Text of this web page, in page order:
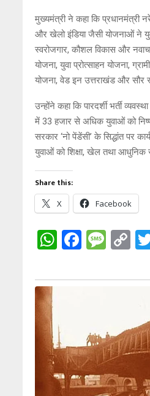
मुख्यमंत्री ने कहा कि प्रधानमंत्री
और खेलो इंडिया जैसी योजनाओं ने
स्वरोजगार, कौशल विकास और
योजना, युवा प्रोत्साहन योजना,
योजना, वेड इन उत्तराखंड और सौर
उन्होंने कहा कि पारदर्शी भर्ती
में 33 हजार से अधिक युवाओं को
सरकार ‘नो पेंडेंसी’ के सिद्धांत पर
युवाओं को शिक्षा, खेल तथा आधुनिक
Share this:
X Facebook
W
at
p
p
F
ce
o
k
M
s
e
C
py
k